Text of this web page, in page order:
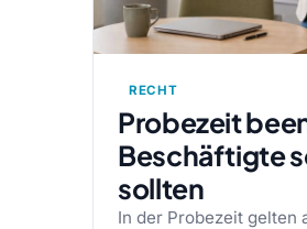
RECHT
Probezeit
Beschäftigte
sollten
In der Probezeit gelten